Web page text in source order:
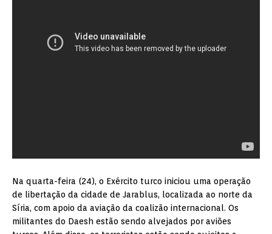
Na quarta-feira (24), o Exército turco iniciou uma operação
de libertação da cidade de Jarablus, localizada ao norte da
Síria, com apoio da aviação da coalizão internacional. Os
militantes do Daesh estão sendo alvejados por aviões